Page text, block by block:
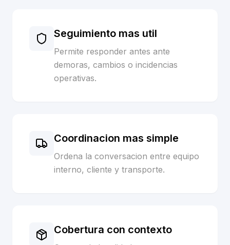
Seguimiento mas util
Permite responder antes ante
demoras, cambios o incidencias
operativas.
Coordinacion mas simple
Ordena la conversacion entre equipo
interno, cliente y transporte.
Cobertura con contexto